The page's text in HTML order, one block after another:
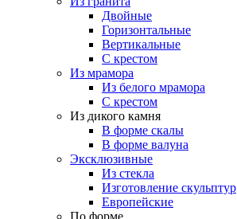
Двойные
Горизонтальные
Вертикальные
С крестом
Из мрамора
Из белого мрамора
С крестом
Из дикого камня
В форме скалы
В форме валуна
Эксклюзивные
Из стекла
Изготовление скульптур
Европейские
По форме